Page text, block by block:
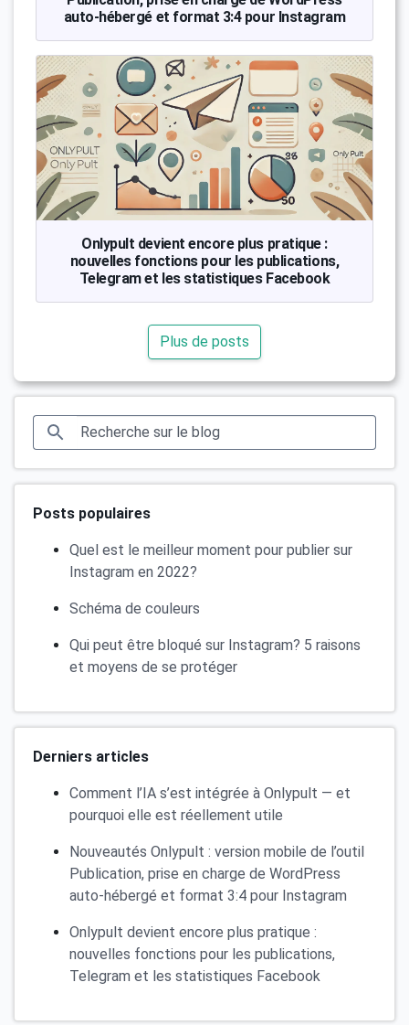
auto-hébergé et format 3:4 pour Instagram
Onlypult devient encore plus pratique :
nouvelles fonctions pour les publications,
Telegram et les statistiques Facebook
Plus de posts
Posts populaires
Quel est le meilleur moment pour publier sur
Instagram en 2022?
Schéma de couleurs
Qui peut être bloqué sur Instagram? 5 raisons
et moyens de se protéger
Derniers articles
Comment l’IA s’est intégrée à Onlypult — et
pourquoi elle est réellement utile
Nouveautés Onlypult : version mobile de l’outil
Publication, prise en charge de WordPress
auto-hébergé et format 3:4 pour Instagram
Onlypult devient encore plus pratique :
nouvelles fonctions pour les publications,
Telegram et les statistiques Facebook